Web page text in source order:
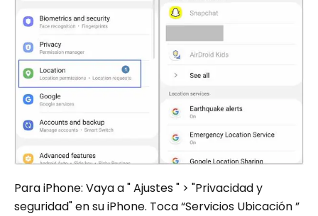
Para iPhone: Vaya a " Ajustes " > "Privacidad y
seguridad" en su iPhone. Toca “Servicios Ubicación ”